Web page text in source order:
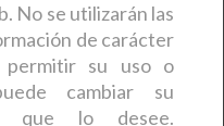
Camaron de Castro) es
hace más de 30 años
productos relacionados
No se utilizarán las
de carácter
permitir su uso o
cambiar su
que lo desee.